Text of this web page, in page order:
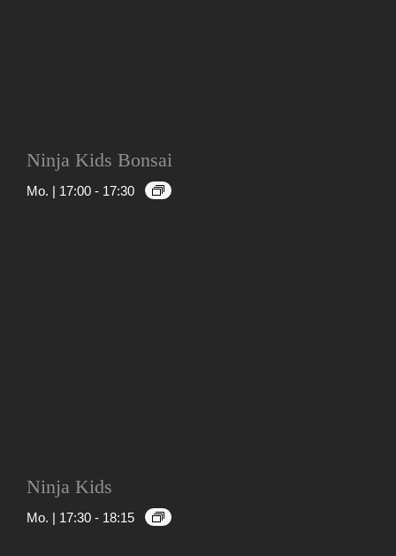
Ninja Kids Bonsai
Mo. | 17:00 - 17:30
Ninja Kids
Mo. | 17:30 - 18:15